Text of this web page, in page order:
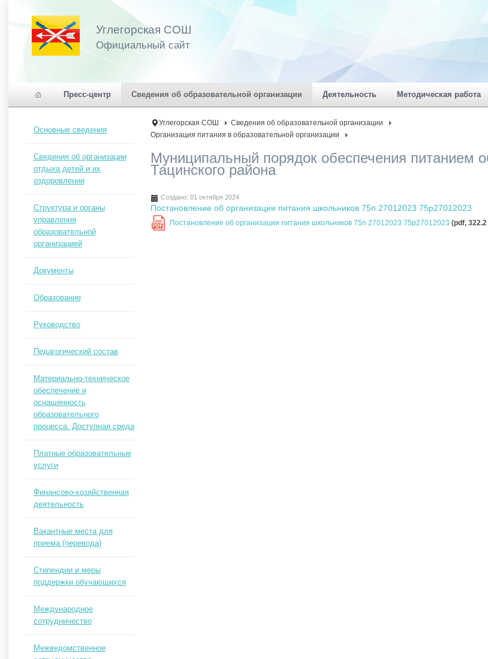
Углегорская СОШ
Официальный сайт
Пресс-центр Сведения об образовательной организации Деятельность Методическая работа
Углегорская СОШ
Сведения об образовательной организации
Организация питания в образовательной организации
Муниципальный порядок обеспечения питанием
Тацинского района
Создано: 01 октября 2024
Постановление об организации питания школьников 75п 27012023 75p27012023
PDF Постановление об организации питания школьников 75п 27012023 75p27012023 (pdf,
Основные сведения
Сведения об организации
отдыха детей и их
оздоровлении
Структура и органы
управления
образовательной
организацией
Документы
Образование
Руководство
Педагогический состав
Материально-техническое
обеспечение и
оснащенность
образовательного
процесса. Доступная среда
Платные образовательные
услуги
Финансово-хозяйственная
деятельность
Вакантные места для
приема (перевода)
Стипендии и меры
поддержки обучающихся
Международное
сотрудничество
Межведомственное